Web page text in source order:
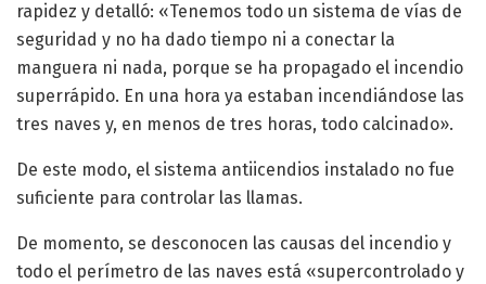
rapidez y detalló: «Tenemos todo un sistema de vías de
seguridad y no ha dado tiempo ni a conectar la
manguera ni nada, porque se ha propagado el incendio
superrápido. En una hora ya estaban incendiándose las
tres naves y, en menos de tres horas, todo calcinado».
De este modo, el sistema antiicendios instalado no fue
suficiente para controlar las llamas.
De momento, se desconocen las causas del incendio y
todo el perímetro de las naves está «supercontrolado y